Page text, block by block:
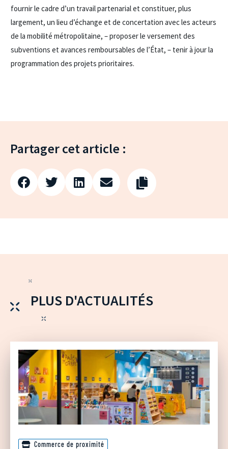
fournir le cadre d’un travail partenarial et constituer, plus
largement, un lieu d’échange et de concertation avec les acteurs
de la mobilité métropolitaine, – proposer le versement des
subventions et avances remboursables de l’État, – tenir à jour la
programmation des projets prioritaires.
Partager cet article :
PLUS D'ACTUALITÉS
Commerce de proximité